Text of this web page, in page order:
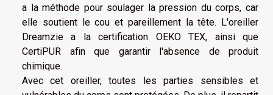
a la méthode pour soulager la pression du corps, car
elle soutient le cou et pareillement la tête. L'oreiller
Dreamzie a la certification OEKO TEX, ainsi que
CertiPUR afin que garantir l'absence de produit
chimique.
Avec cet oreiller, toutes les parties sensibles et